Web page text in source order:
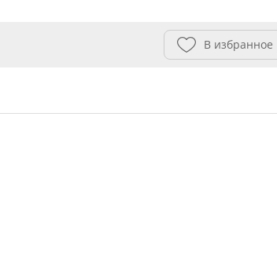
В избранное